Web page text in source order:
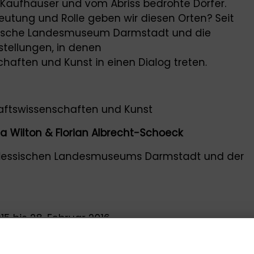
und vom Abriss bedrohte Dörfer.
und Rolle geben wir diesen Orten? Seit
Landesmuseum Darmstadt und die
in denen
und Kunst in einen Dialog treten.
und Kunst
Wilton & Florian Albrecht-Schoeck
Landesmuseums Darmstadt und der
bis 28. Februar 2016